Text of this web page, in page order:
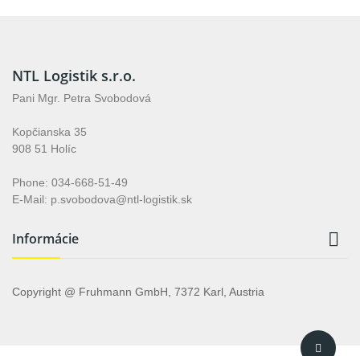
NTL Logistik s.r.o.
Pani Mgr. Petra Svobodová
Kopčianska 35
908 51 Holíc
Phone: 034-668-51-49
E-Mail: p.svobodova@ntl-logistik.sk
Informácie 
Copyright @ Fruhmann GmbH, 7372 Karl, Austria